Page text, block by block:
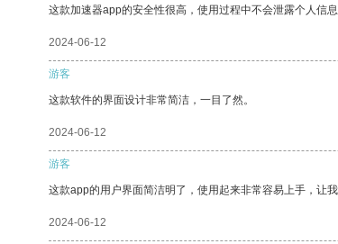
这款加速器app的安全性很高，使用过程中不会泄露个人信
2024-06-12
游客
这款软件的界面设计非常简洁，一目了然。
2024-06-12
游客
这款app的用户界面简洁明了，使用起来非常容易上手，让
2024-06-12